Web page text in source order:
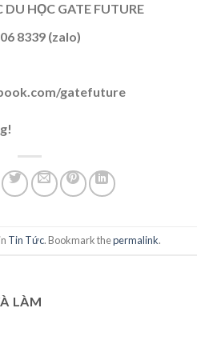
HỌC GATE FUTURE
8339 (zalo)
gatefuture
Tin Tức. Bookmark thepermalink.
LÀM